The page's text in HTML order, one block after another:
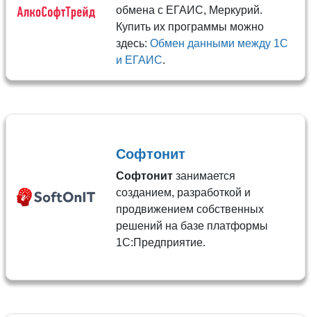
обмена с ЕГАИС, Меркурий.
Купить их программы можно
здесь:Обмен данными между 1С
и ЕГАИС.
Софтонит
Софтонит занимается
созданием, разработкой и
продвижением собственных
решений на базе платформы
1С:Предприятие.